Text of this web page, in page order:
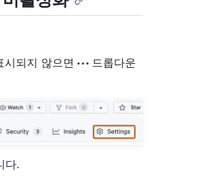
시되지 않으면
드롭다운
다.